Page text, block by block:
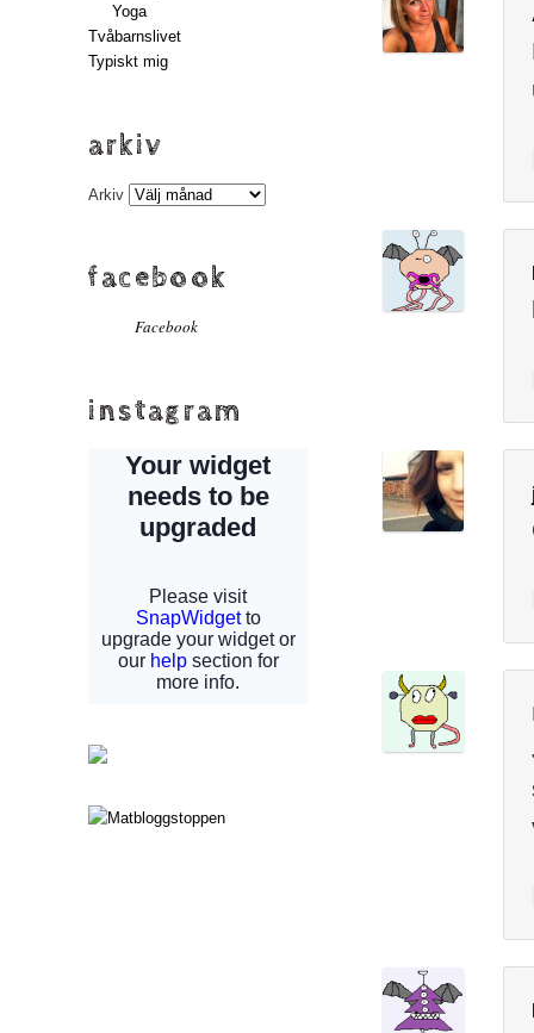
Yoga
Tvåbarnslivet
Typiskt mig
arkiv
Arkiv
facebook
Facebook
instagram